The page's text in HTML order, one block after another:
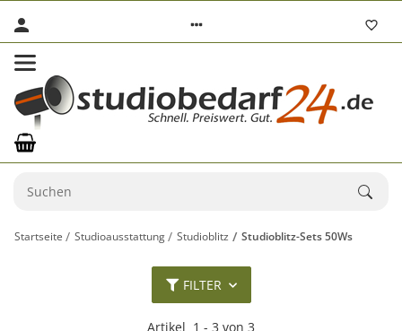
Startseite Studioausstattung Studioblitz Studioblitz-Sets 50Ws
FILTER
Artikel 1 - 3 von 3